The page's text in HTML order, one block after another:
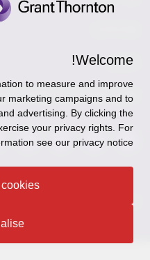
יצירת קשר וסניפים
כניסה לעובדים - דוא"ל
כניסה לעובדים - דוחות עבודה
הרשמה לניוזלטרים של פאהן
אודותינו
זיכרון והנצחה
תקנון
מדיניות הפרטיות
Disclaimer
Ethics Hotline
מפת האתר
עקבו אחרינו ברשתות
© 2026 Grant Thornton Israel
Welcome!
to measure and improve
marketing campaigns and to
advertising. By clicking the
your privacy rights. For
see our privacy notice